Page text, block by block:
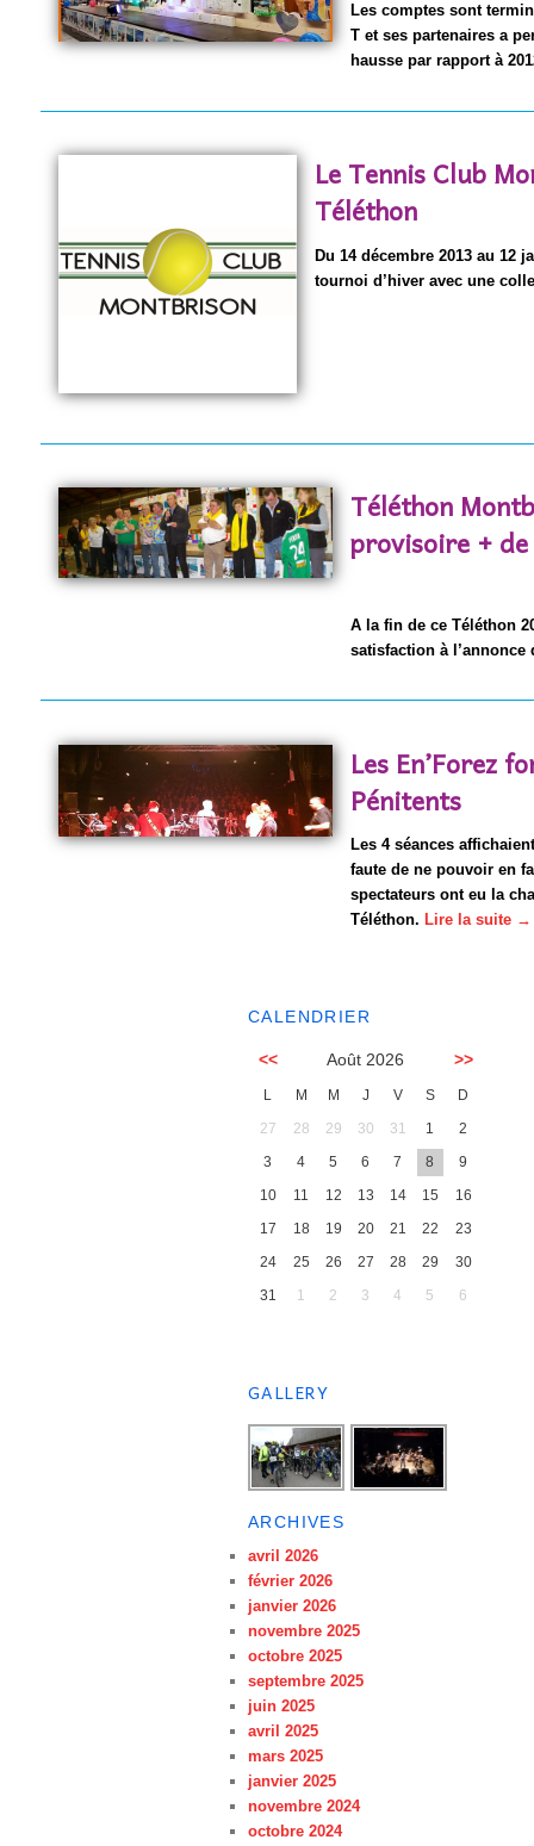
Les comptes sont
T et ses partenaires a
hausse par rapport à
Le Tennis Club
Téléthon
Du 14 décembre 2013 au 12
tournoi d’hiver avec une
Téléthon
provisoire +
A la fin de ce Téléthon
satisfaction à
Les En’Forez
Pénitents
Les 4 séances
faute de ne pouvoir en
spectateurs ont eu la
Téléthon. Lire la suite →
CALENDRIER
<< Août 2026 >>
L M M J V S
D
27
28 29 30 31 1
2
3
4 5 6 7 8
9
10
11 12 13 14 15
16
17
18 19 20 21 22
23
24
25 26 27 28 29
30
31
1 2 3 4 5 6
GALLERY
ARCHIVES
avril 2026
février 2026
janvier 2026
novembre 2025
octobre 2025
septembre 2025
juin 2025
avril 2025
mars 2025
janvier 2025
novembre 2024
octobre 2024